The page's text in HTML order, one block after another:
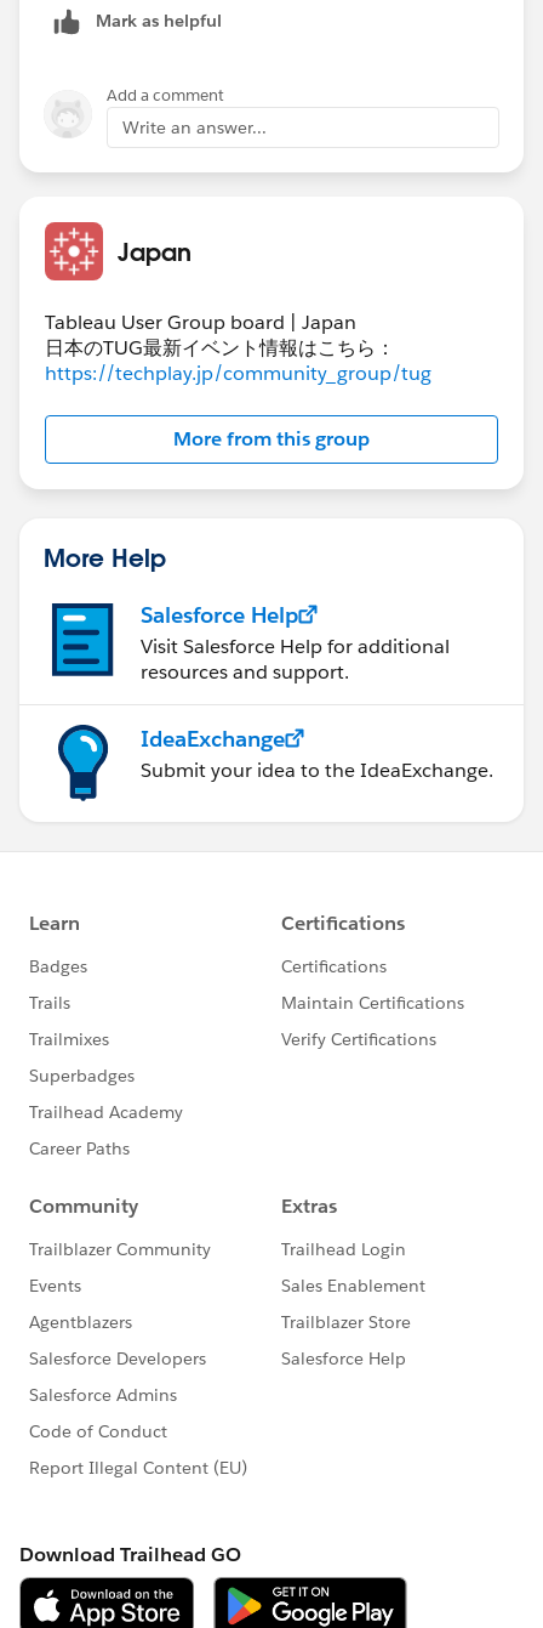
ないようにすることや全体に対する割合はLOD関数を用
いて対応しました。
Mark as helpful
Add a comment
Write an answer...
Japan
Tableau User Group board | Japan
日本のTUG最新イベント情報はこちら：
https://techplay.jp/community_group/tug
More from this group
More Help
Salesforce Help
Visit Salesforce Help for additional
resources and support.
IdeaExchange
Submit your idea to the IdeaExchange.